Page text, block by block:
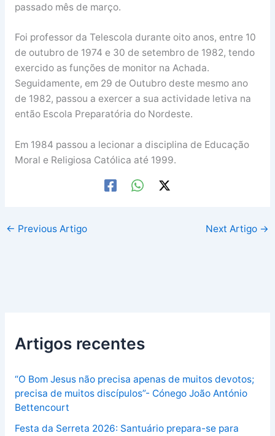
passado mês de março.
Foi professor da Telescola durante oito anos, entre 10
de outubro de 1974 e 30 de setembro de 1982, tendo
exercido as funções de monitor na Achada.
Seguidamente, em 29 de Outubro deste mesmo ano
de 1982, passou a exercer a sua actividade letiva na
então Escola Preparatória do Nordeste.
Em 1984 passou a lecionar a disciplina de Educação
Moral e Religiosa Católica até 1999.
← Previous Artigo Next Artigo →
Artigos recentes
“O Bom Jesus não precisa apenas de muitos devotos;
precisa de muitos discípulos”- Cónego João António
Bettencourt
Festa da Serreta 2026: Santuário prepara-se para